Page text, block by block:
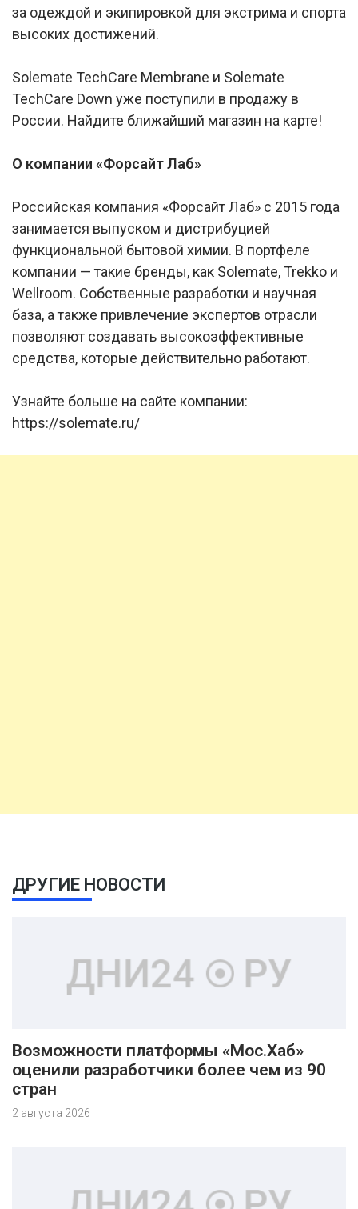
за одеждой и экипировкой для экстрима и спорта
высоких достижений.
Solemate TechCare Membrane и Solemate
TechCare Down уже поступили в продажу в
России. Найдите ближайший магазин на карте!
О компании «Форсайт Лаб»
Российская компания «Форсайт Лаб» с 2015 года
занимается выпуском и дистрибуцией
функциональной бытовой химии. В портфеле
компании — такие бренды, как Solemate, Trekko и
Wellroom. Собственные разработки и научная
база, а также привлечение экспертов отрасли
позволяют создавать высокоэффективные
средства, которые действительно работают.
Узнайте больше на сайте компании:
https://solemate.ru/
ДРУГИЕ НОВОСТИ
Возможности платформы «Мос.Хаб»
оценили разработчики более чем из 90
стран
2 августа 2026